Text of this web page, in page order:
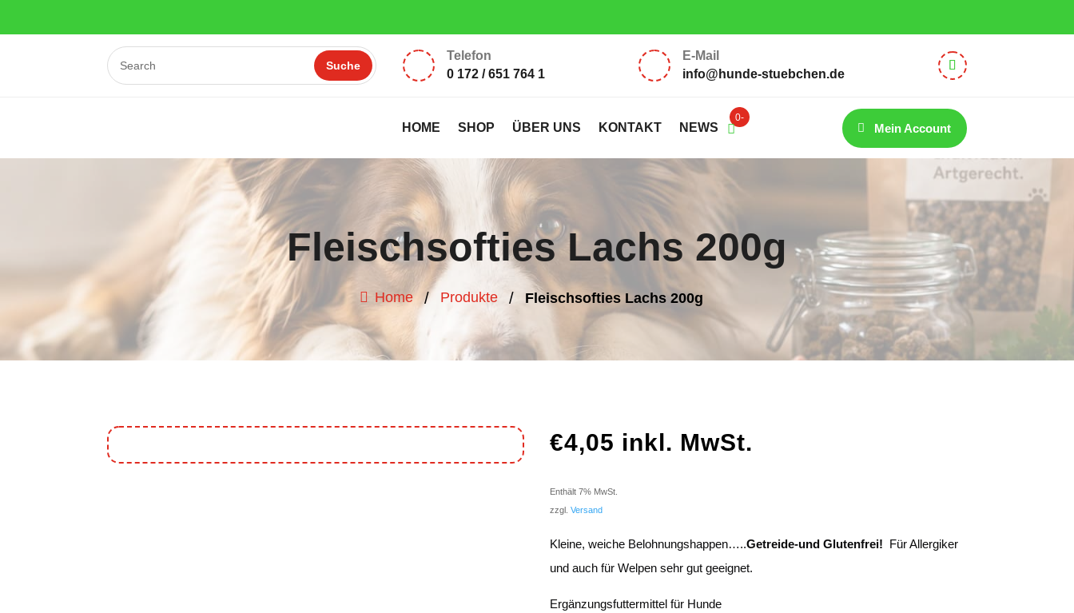
Telefon
0 172 / 651 764 1
E-Mail
info@hunde-stuebchen.de
HOME SHOP ÜBER UNS KONTAKT NEWS
0-
el
Mein Account
Fleischsofties Lachs 200g
Home / Produkte / Fleischsofties Lachs 200g
€4,05 inkl. MwSt.
Enthält 7% MwSt.
zzgl.Versand
Kleine, weiche Belohnungshappen…..Getreide-und Glutenfrei! Für Allergiker
und auch für Welpen sehr gut geeignet.
Ergänzungsfuttermittel für Hunde